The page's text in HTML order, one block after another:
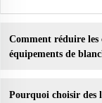
Comment réduire les
équipements de
Pourquoi choisir des